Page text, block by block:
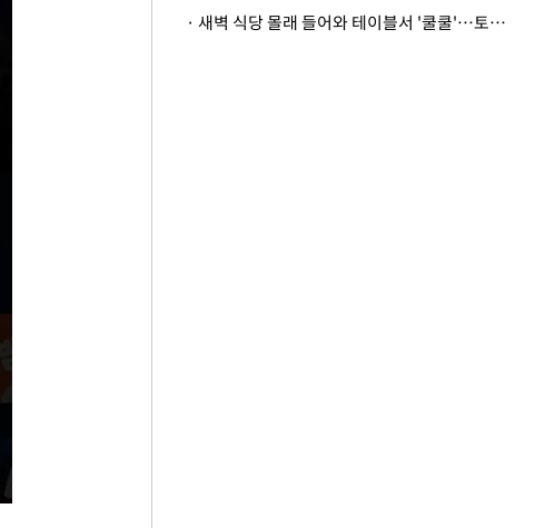
· 새벽 식당 몰래 들어와 테이블서 '쿨쿨'…토사물 남기고 사라진 남성